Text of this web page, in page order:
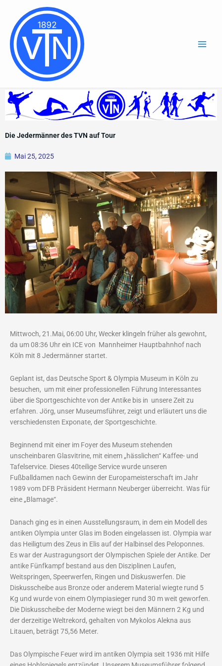
springen
Die Jedermänner des TVN auf Tour
Mai 25, 2025
Mittwoch, 21.Mai, 06:00 Uhr, Wecker klingeln früher als gewohnt,
da um 08:36 Uhr ein ICE von Mannheimer Hauptbahnhof nach
Köln mit 8 Jedermänner startet.
Geplant ist, das Deutsche Sport & Olympia Museum in Köln zu
besuchen, um mit einer professionellen Führung Interessantes
über die Sportgeschichte von der Antike bis in unsere Zeit zu
erfahren. Jörg, unser Museumsführer, zeigt und erläutert uns die
verschiedensten Exponate, der Sportgeschichte.
Beginnend mit einer im Foyer des Museum stehenden
unscheinbaren Glasvitrine, mit einem „hässlichen“ Kaffee- und
Tafelservice. Dieses 40teilige Service wurde unseren
Fußballdamen nach Gewinn der Europameisterschaft im Jahr
1989 vom DFB Präsident Hermann Neuberger überreicht. Was für
eine „Blamage“.
Danach ging es in einen Ausstellungsraum, in dem ein Modell des
antiken Olympia unter Glas im Boden eingelassen ist. Olympia war
das Heiligtum des Zeus in Elis auf der Halbinsel des Peloponnes.
Es war der Austragungsort der Olympischen Spiele der Antike. Der
antike Fünfkampf bestand aus den Disziplinen Laufen,
Weitspringen, Speerwerfen, Ringen und Diskuswerfen. Die
Diskusscheibe aus Bronze oder anderem Material wiegte rund 5
Kg und wurde von einem Olympiasieger rund 30 m weit geworfen.
Die Diskusscheibe der Moderne wiegt bei den Männern 2 Kg und
der derzeitige Weltrekord, gehalten von Mykolos Alekna aus
Litauen, beträgt 75,56 Meter.
Das Olympische Feuer wird im antiken Olympia seit 1936 mit Hilfe